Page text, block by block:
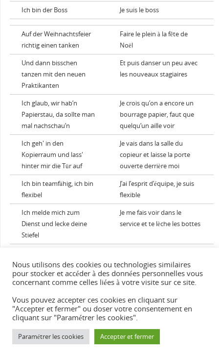
Ich bin der Boss Je suis le boss
Auf der Weihnachtsfeier
richtig einen tanken
Faire le plein à la fête de
Noël
Und dann bisschen
tanzen mit den neuen
Praktikanten
Et puis danser un peu avec
les nouveaux stagiaires
Ich glaub, wir hab’n
Papierstau, da sollte man
mal nachschau’n
Je crois qu’on a encore un
bourrage papier, faut que
quelqu’un aille voir
Ich geh' in den
Kopierraum und lass'
hinter mir die Tür auf
Je vais dans la salle du
copieur et laisse la porte
ouverte derrière moi
Ich bin teamfähig, ich bin
flexibel
J’ai l’esprit d’équipe, je suis
flexible
Ich melde mich zum
Dienst und lecke deine
Stiefel
Je me fais voir dans le
service et te lèche les bottes
Vertragslaufzeit
bleiben
travail
Ich sage ja, ich meine nein Je dis oui, je pense non
Lass mich dein Sklave
sein!
Laisse-moi être ton esclave !
Nous utilisons des cookies ou technologies similaires
pour stocker et accéder à des données personnelles vous
concernant comme celles liées à votre visite sur ce site.
Vous pouvez accepter ces cookies en cliquant sur
"Accepter et fermer" ou doser votre consentement en
cliquant sur "Paramétrer les cookies".
Paramétrer les cookies Accepter et fermer